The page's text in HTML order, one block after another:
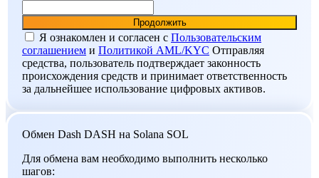
Я ознакомлен и согласен c Пользовательским
соглашением и Политикой AML/KYC Отправляя
средства, пользователь подтверждает законность
происхождения средств и принимает ответственность
за дальнейшее использование цифровых активов.
Обмен Dash DASH на Solana SOL
Для обмена вам необходимо выполнить несколько
шагов: